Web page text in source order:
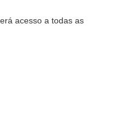
acesso a todas as